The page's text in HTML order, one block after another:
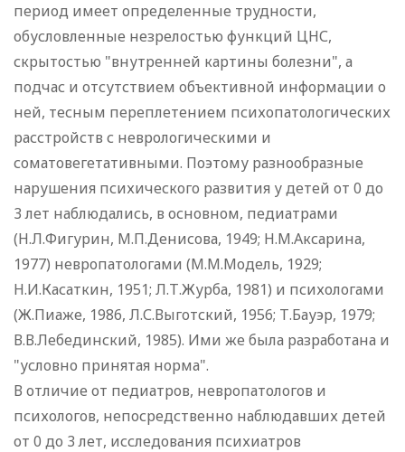
период имеет определенные трудности,
обусловленные незрелостью функций ЦНС,
скрытостью "внутренней картины болезни", а
подчас и отсутствием объективной информации о
ней, тесным переплетением психопатологических
расстройств с неврологическими и
соматовегетативными. Поэтому разнообразные
нарушения психического развития у детей от 0 до
3 лет наблюдались, в основном, педиатрами
(Н.Л.Фигурин, М.П.Денисова, 1949; Н.М.Аксарина,
1977) невропатологами (М.М.Модель, 1929;
Н.И.Касаткин, 1951; Л.Т.Журба, 1981) и психологами
(Ж.Пиаже, 1986, Л.С.Выготский, 1956; Т.Бауэр, 1979;
В.В.Лебединский, 1985). Ими же была разработана и
"условно принятая норма".
В отличие от педиатров, невропатологов и
психологов, непосредственно наблюдавших детей
от 0 до 3 лет, исследования психиатров